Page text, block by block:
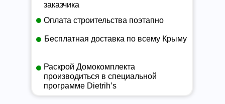
заказчика
Оплата строительства поэтапно
Бесплатная доставка по всему Крыму
Раскрой Домокомплекта
производиться в специальной
программе Dietrih’s